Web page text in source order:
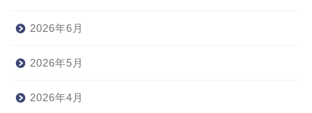
2026年6月
2026年5月
2026年4月